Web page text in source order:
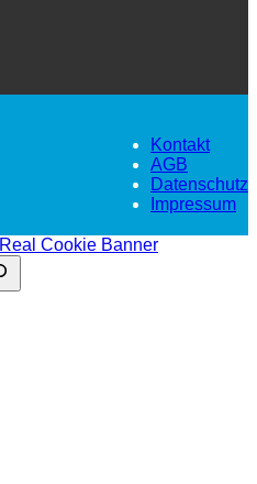
Kontakt
AGB
Datenschutz
Impressum
Cookie Banner